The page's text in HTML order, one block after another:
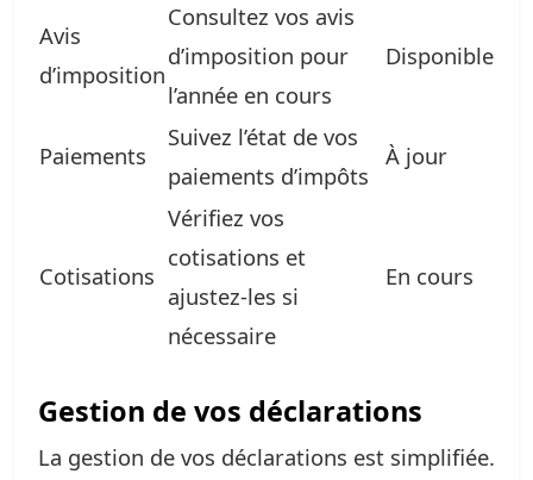
Avis
d’imposition
Consultez vos avis
d’imposition pour
l’année en cours
Disponible
Paiements
Suivez l’état de vos
paiements d’impôts
À jour
Cotisations
Vérifiez vos
cotisations et
ajustez-les si
nécessaire
En cours
Gestion de vos déclarations
La gestion de vos déclarations est simplifiée.